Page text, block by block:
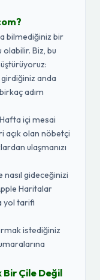
bilmediğiniz bir
Biz, bu
anda
adım
Hafta içi mesai
açık olan nöbetçi
ulaşmanızı
nasıl gideceğinizi
Haritalar
yol tarifi
istediğiniz
Çile Değil